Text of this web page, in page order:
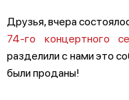
Друзья, вчера
74-го концертного
разделили с нами это
были проданы!